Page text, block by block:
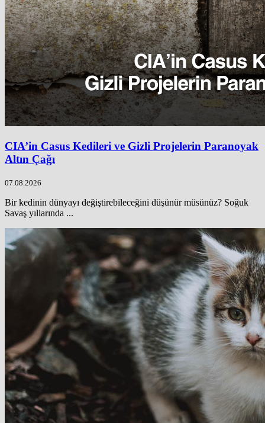
CIA’in Casus Kedileri ve Gizli Projelerin Paranoyak
Altın Çağı
07.08.2026
Bir kedinin dünyayı değiştirebileceğini düşünür müsünüz? Soğuk
Savaş yıllarında ...